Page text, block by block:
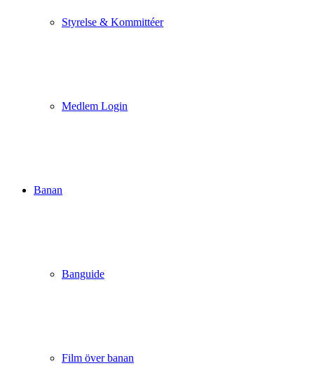
Styrelse & Kommittéer
Medlem Login
Banan
Banguide
Film över banan